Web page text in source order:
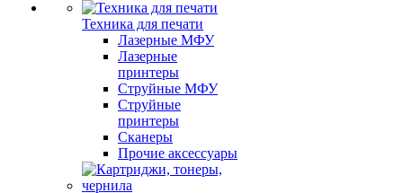
Техника для печати
Лазерные МФУ
Лазерные
принтеры
Струйные МФУ
Струйные
принтеры
Сканеры
Прочие аксессуары